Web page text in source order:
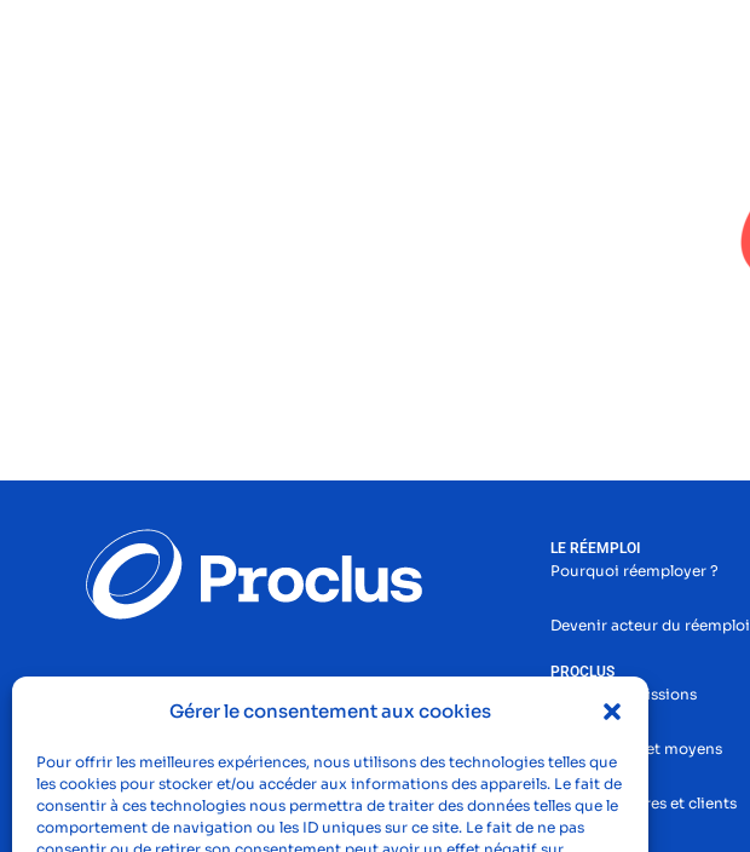
Gérer le consentement aux cookies
Pour offrir les meilleures expériences, nous utilisons des technologies telles que
les cookies pour stocker et/ou accéder aux informations des appareils. Le fait de
consentir à ces technologies nous permettra de traiter des données telles que le
comportement de navigation ou les ID uniques sur ce site. Le fait de ne pas
LE RÉEMPLOI
Pourquoi réemployer ?
Devenir acteur du réemploi
PROCLUS
Histoire et missions
Nos services et moyens
Nos partenaires et clients